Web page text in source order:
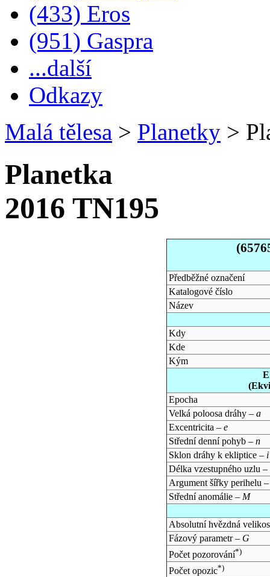
(433) Eros
(951) Gaspra
...další
Odkazy
Malá tělesa > Planetky >
Planetka
2016 TN195
Předběžné označení
Katalogové číslo
Název
Kdy
Kde
Kým
Epocha
Velká poloosa dráhy – a
Excentricita – e
Střední denní pohyb – n
Sklon dráhy k ekliptice – i
Délka vzestupného uzlu –
Argument šířky perihelu
Střední anomálie – M
Absolutní hvězdná
Fázový parametr – G
Počet pozorování*)
Počet opozic*)